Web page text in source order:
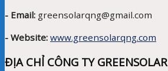
- Email: greensolarqng@gmail.com
- Website: www.greensolarqng.com
ĐỊA CHỈ CÔNG TY GREENSOLAR